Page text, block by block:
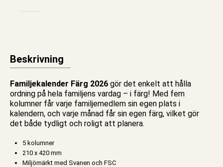
Beskrivning
Familjekalender Färg 2026 gör det enkelt att hålla
ordning på hela familjens vardag – i färg! Med fem
kolumner får varje familjemedlem sin egen plats i
kalendern, och varje månad får sin egen färg, vilket gör
det både tydligt och roligt att planera.
5 kolumner
210 x 420 mm
Miljömärkt med Svanen och FSC